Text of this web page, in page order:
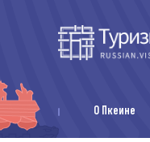
О Пкеине